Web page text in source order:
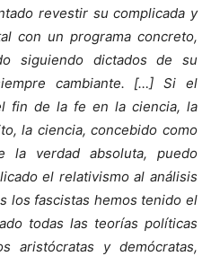
revestir su complicada y
con un programa concreto,
siguiendo dictados de su
cambiante. […] Si el
fin de la fe en la ciencia, la
la ciencia, concebido como
la verdad absoluta, puedo
el relativismo al análisis
los fascistas hemos tenido el
todas las teorías políticas
aristócratas y demócratas,